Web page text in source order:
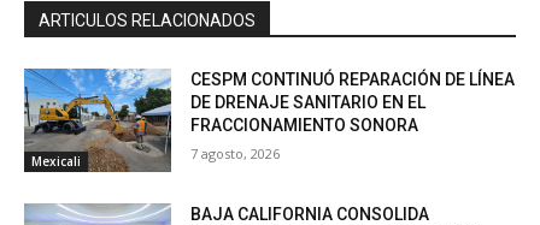
ARTICULOS RELACIONADOS
Mexicali
CESPM CONTINUÓ REPARACIÓN DE LÍNEA
DE DRENAJE SANITARIO EN EL
FRACCIONAMIENTO SONORA
7 agosto, 2026
BAJA CALIFORNIA CONSOLIDA